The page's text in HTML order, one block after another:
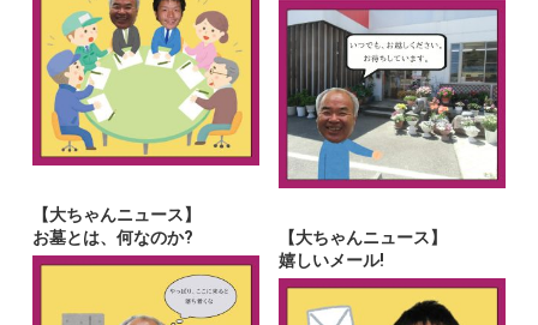
【大ちゃんニュース】
お墓とは、何なのか?
【大ちゃんニュース】
嬉しいメール!